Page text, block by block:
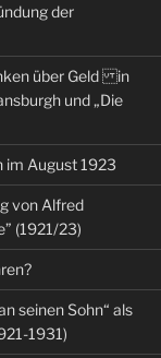
der
über Geld in
und „Die
im August 1923
von Alfred
(1921/23)
seinen Sohn“ als
1931)